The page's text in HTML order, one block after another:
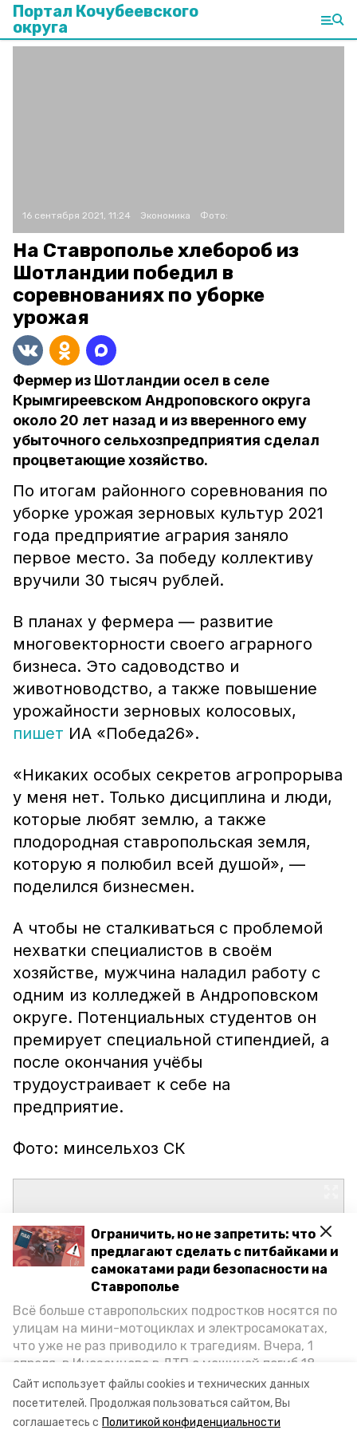
Сайт использует файлы cookies и технических данных
посетителей. Продолжая пользоваться сайтом, Вы
соглашаетесь с Политикой конфиденциальности
Ограничить, но не запретить: что
предлагают сделать с питбайками и
самокатами ради безопасности на
Ставрополье
Всё больше ставропольских подростков носятся по
улицам на мини-мотоциклах и электросамокатах,
что уже не раз приводило к трагедиям. Вчера, 1
апреля, в Иноземцево в ДТП с машиной погиб 18-
летний пассажир питбайка, катавшийся без шлема.
Как избежать несчастных случаев, обсудили на
пресс-конференции «Победы26» в РИЦ СК
Портал Кочубеевского
округа
16 сентября 2021, 11:24 Экономика Фото:
На Ставрополье хлебороб из
Шотландии победил в
соревнованиях по уборке
урожая
Фермер из Шотландии осел в селе
Крымгиреевском Андроповского округа
около 20 лет назад и из вверенного ему
убыточного сельхозпредприятия сделал
процветающие хозяйство.
По итогам районного соревнования по
уборке урожая зерновых культур 2021
года предприятие агрария заняло
первое место. За победу коллективу
вручили 30 тысяч рублей.
В планах у фермера — развитие
многовекторности своего аграрного
бизнеса. Это садоводство и
животноводство, а также повышение
урожайности зерновых колосовых,
пишет ИА «Победа26».
«Никаких особых секретов агропрорыва
у меня нет. Только дисциплина и люди,
которые любят землю, а также
плодородная ставропольская земля,
которую я полюбил всей душой», —
поделился бизнесмен.
А чтобы не сталкиваться с проблемой
нехватки специалистов в своём
хозяйстве, мужчина наладил работу с
одним из колледжей в Андроповском
округе. Потенциальных студентов он
премирует специальной стипендией, а
после окончания учёбы
трудоустраивает к себе на
предприятие.
Фото: минсельхоз СК